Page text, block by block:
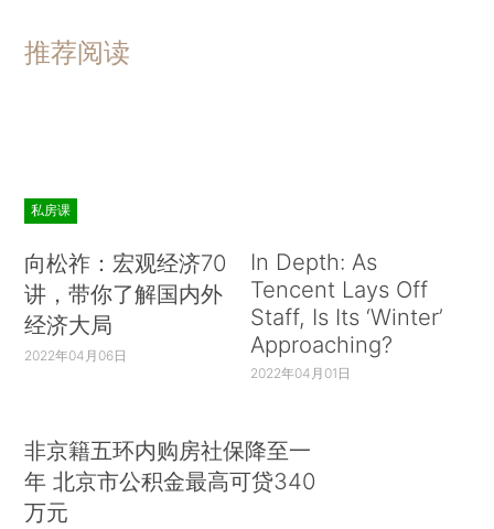
推荐阅读
私房课
向松祚：宏观经济70
讲，带你了解国内外
经济大局
2022年04月06日
In Depth: As
Tencent Lays Off
Staff, Is Its ‘Winter’
Approaching?
2022年04月01日
非京籍五环内购房社保降至一
年 北京市公积金最高可贷340
万元